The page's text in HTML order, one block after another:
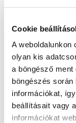
Cookie
A weboldalunkon
olyan kis
a böngésző
böngészés
információkat,
beállításait vagy
információkat
forgalomba,
10% Trinát
tisztítása és
Felhordás
szórással.
adott
kereséshez írja
alábbiak szerint:
- RAL kód: a RAL
számkaraktert (pl.
- NCS kód: az S
számkaraktert,
(pl. S 0515-Y60R).
- PPG Voice of